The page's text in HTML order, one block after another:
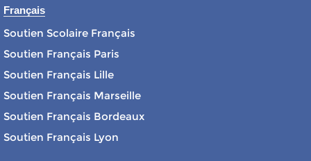
Français
Soutien Scolaire Français
Soutien Français Paris
Soutien Français Lille
Soutien Français Marseille
Soutien Français Bordeaux
Soutien Français Lyon